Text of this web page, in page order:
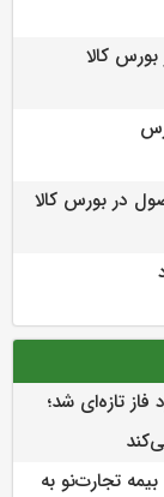
تازه‌ای شد؛
تومانی بیمه تجارت‌نو به